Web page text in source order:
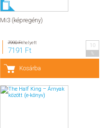
Mi3 (képregény)
7990 Fthelyett
7191 Ft
10
Kosárba